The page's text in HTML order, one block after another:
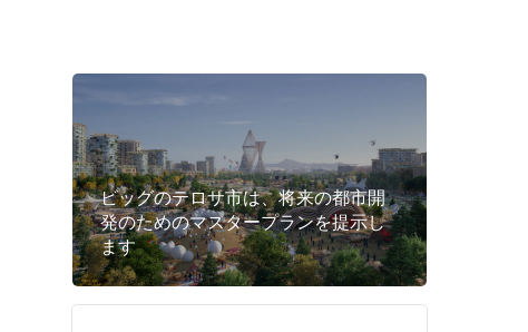
ビッグのテロサ市は、将来の都市開
発のためのマスタープランを提示し
ます